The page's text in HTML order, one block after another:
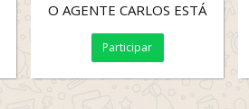
O AGENTE CARLOS ESTÁ
ON-LINE E RECRUTANDO!
PLATAFORMAS
Participar